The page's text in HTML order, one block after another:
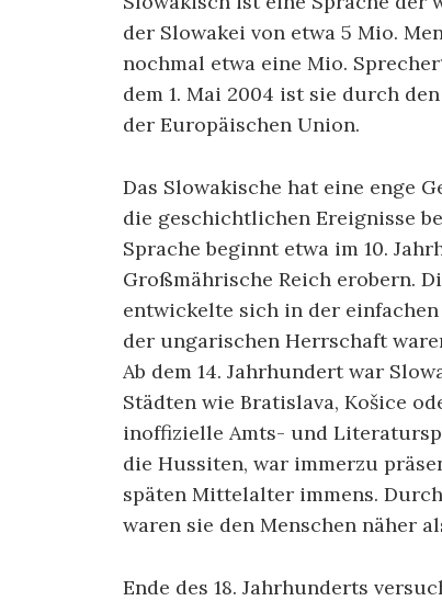
der Slowakei von etwa 5 Mio.
nochmal etwa eine Mio.
dem 1. Mai 2004 ist sie durch
der Europäischen Union.
Das Slowakische hat eine enge
die geschichtlichen Ereignisse
Sprache beginnt etwa im 10.
Großmährische Reich erobern.
entwickelte sich in der
der ungarischen Herrschaft
Ab dem 14. Jahrhundert war
Städten wie Bratislava, Košice
inoffizielle Amts- und
die Hussiten, war immerzu
späten Mittelalter immens.
waren sie den Menschen näher
Ende des 18. Jahrhunderts